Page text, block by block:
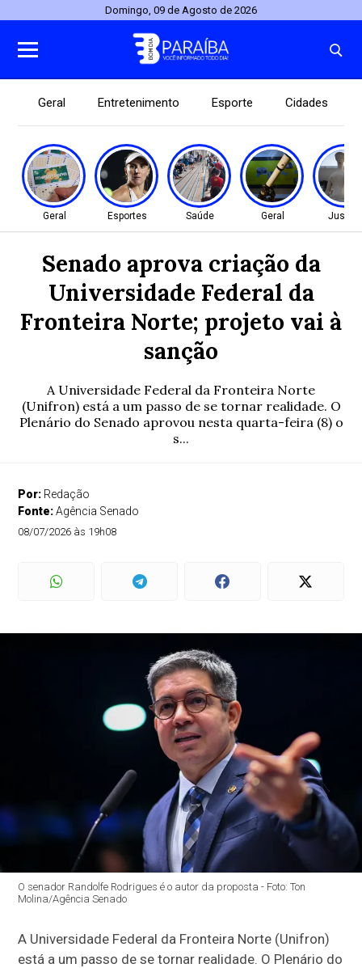
Domingo, 09 de Agosto de 2026
Geral Entretenimento Esporte Cidades
Geral Esportes Saúde Geral Justiça
Senado aprova criação da
Universidade Federal da
Fronteira Norte; projeto vai à
sanção
A Universidade Federal da Fronteira Norte
(Unifron) está a um passo de se tornar realidade. O
Plenário do Senado aprovou nesta quarta-feira (8) o
s...
Por: Redação
Fonte:Agência Senado
08/07/2026 às 19h08
O senador Randolfe Rodrigues é o autor da proposta - Foto: Ton
Molina/Agência Senado
A Universidade Federal da Fronteira Norte (Unifron)
está a um passo de se tornar realidade. O Plenário do